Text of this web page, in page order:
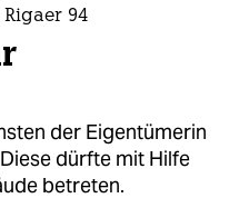
94
der Eigentümerin
dürfte mit Hilfe
betreten.